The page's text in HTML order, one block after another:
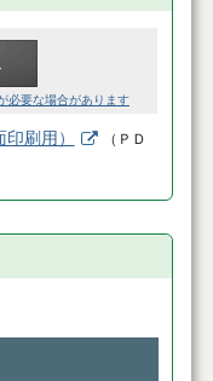
必要な場合があります
刷用） （ ＰＤ